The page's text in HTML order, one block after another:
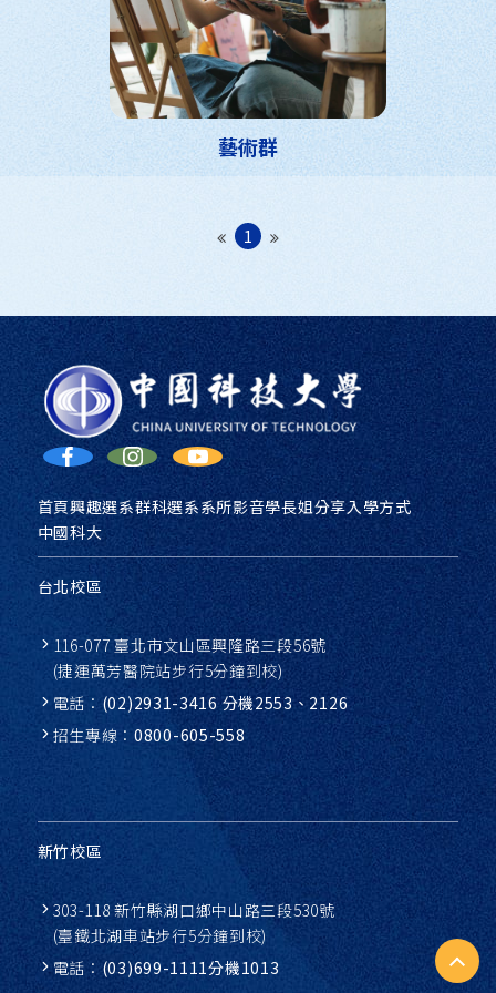
藝術群
1
首頁興趣選系群科選系系所影音學長姐分享入學方式
中國科大
台北校區
116-077 臺北市文山區興隆路三段56號
(捷運萬芳醫院站步行5分鐘到校)
電話： (02)2931-3416 分機2553、2126
招生專線：0800-605-558
新竹校區
303-118 新竹縣湖口鄉中山路三段530號
(臺鐵北湖車站步行5分鐘到校)
電話：(03)699-1111分機1013